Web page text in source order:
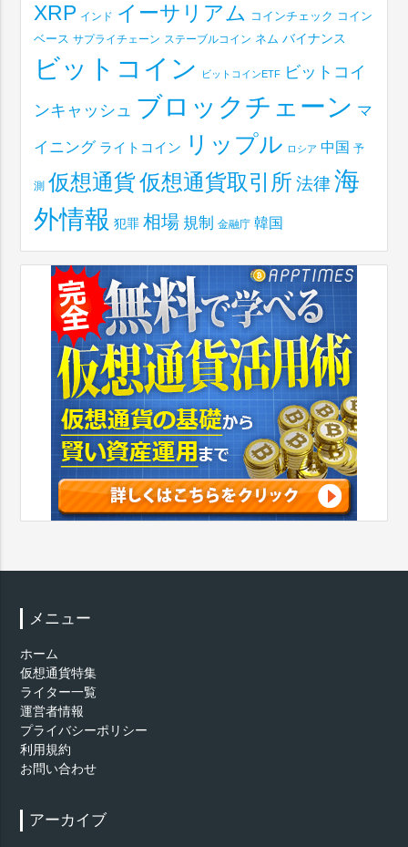
XRP インド イーサリアム コインチェック コイン
ベース サプライチェーン ステーブルコイン ネム バイナンス
ビットコイン ビットコインETF ビットコイ
ンキャッシュ ブロックチェーン マ
イニング ライトコイン リップル ロシア 中国 予
測 仮想通貨仮想通貨取引所 法律 海
外情報 犯罪 相場 規制 金融庁 韓国
メニュー
ホーム
仮想通貨特集
ライター一覧
運営者情報
プライバシーポリシー
利用規約
お問い合わせ
アーカイブ